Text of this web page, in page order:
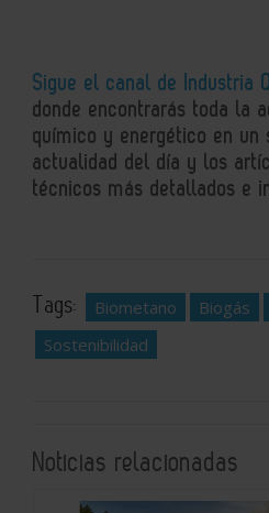
Sigue el canal de Industria
donde encontrarás toda la
químico y energético en un
actualidad del día y los
técnicos más detallados e
Tags: Biometano Biogás
Sostenibilidad
Noticias relacionadas